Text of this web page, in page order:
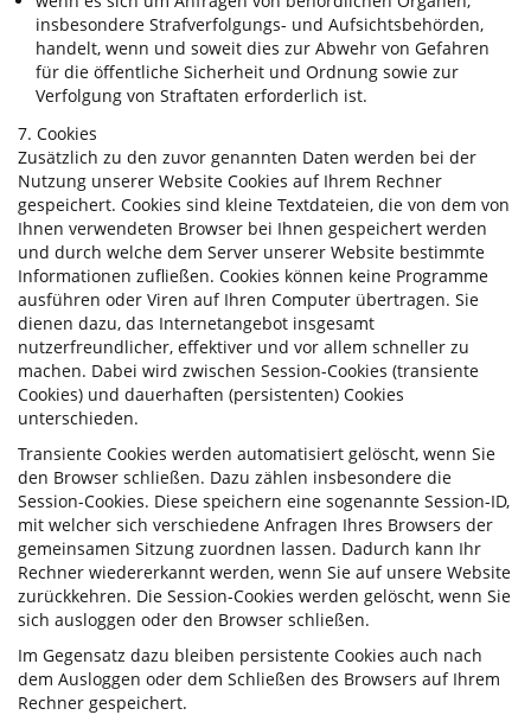
insbesondere Strafverfolgungs- und Aufsichtsbehörden,
handelt, wenn und soweit dies zur Abwehr von Gefahren
für die öffentliche Sicherheit und Ordnung sowie zur
Verfolgung von Straftaten erforderlich ist.
7. Cookies
Zusätzlich zu den zuvor genannten Daten werden bei der
Nutzung unserer Website Cookies auf Ihrem Rechner
gespeichert. Cookies sind kleine Textdateien, die von dem von
Ihnen verwendeten Browser bei Ihnen gespeichert werden
und durch welche dem Server unserer Website bestimmte
Informationen zufließen. Cookies können keine Programme
ausführen oder Viren auf Ihren Computer übertragen. Sie
dienen dazu, das Internetangebot insgesamt
nutzerfreundlicher, effektiver und vor allem schneller zu
machen. Dabei wird zwischen Session-Cookies (transiente
Cookies) und dauerhaften (persistenten) Cookies
unterschieden.
Transiente Cookies werden automatisiert gelöscht, wenn Sie
den Browser schließen. Dazu zählen insbesondere die
Session-Cookies. Diese speichern eine sogenannte Session-ID,
mit welcher sich verschiedene Anfragen Ihres Browsers der
gemeinsamen Sitzung zuordnen lassen. Dadurch kann Ihr
Rechner wiedererkannt werden, wenn Sie auf unsere Website
zurückkehren. Die Session-Cookies werden gelöscht, wenn Sie
sich ausloggen oder den Browser schließen.
Im Gegensatz dazu bleiben persistente Cookies auch nach
dem Ausloggen oder dem Schließen des Browsers auf Ihrem
Rechner gespeichert.